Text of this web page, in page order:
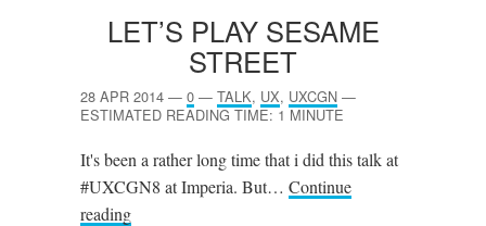
LET’S PLAY SESAME
STREET
28 APR 2014 — 0 — TALK, UX, UXCGN —
ESTIMATED READING TIME: 1 MINUTE
It's been a rather long time that i did this talk at
#UXCGN8 at Imperia. But… Continue
reading